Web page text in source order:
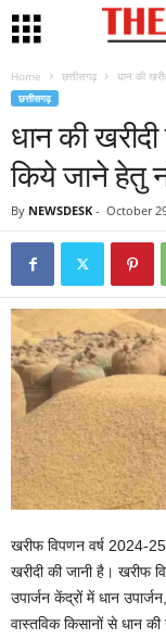
Home छत्तीसगढ़ धान की
छत्तीसगढ़
धान की
किये जाने हेतु
By NEWSDESK - October
खरीफ विपणन वर्ष 2024-
खरीदी की जानी है। खरीफ
उपार्जन केंद्रों में धान
वास्तविक किसानों से धान